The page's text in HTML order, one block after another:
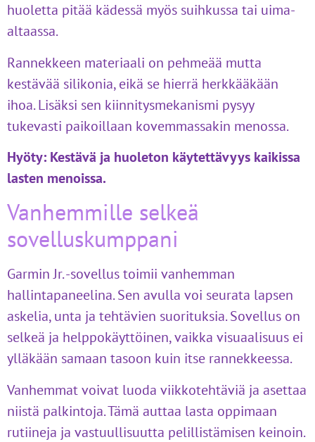
huoletta pitää kädessä myös suihkussa tai uima-
altaassa.
Rannekkeen materiaali on pehmeää mutta
kestävää silikonia, eikä se hierrä herkkääkään
ihoa. Lisäksi sen kiinnitysmekanismi pysyy
tukevasti paikoillaan kovemmassakin menossa.
Hyöty: Kestävä ja huoleton käytettävyys kaikissa
lasten menoissa.
Vanhemmille selkeä
sovelluskumppani
Garmin Jr. -sovellus toimii vanhemman
hallintapaneelina. Sen avulla voi seurata lapsen
askelia, unta ja tehtävien suorituksia. Sovellus on
selkeä ja helppokäyttöinen, vaikka visuaalisuus ei
ylläkään samaan tasoon kuin itse rannekkeessa.
Vanhemmat voivat luoda viikkotehtäviä ja asettaa
niistä palkintoja. Tämä auttaa lasta oppimaan
rutiineja ja vastuullisuutta pelillistämisen keinoin.